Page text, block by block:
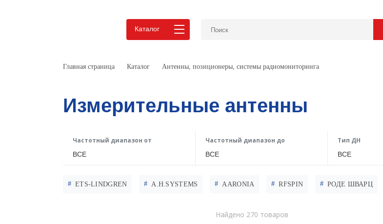
Каталог
Главная страница Каталог Антенны, позиционеры, системы радиомониторинга
Измерительные антенны
Частотный диапазон от
ВСЕ
Частотный диапазон до
ВСЕ
Тип ДН
ВСЕ
ETS-LINDGREN A.H.SYSTEMS AARONIA RFSPIN РОДЕ ШВАРЦ
Найдено 270 товаров